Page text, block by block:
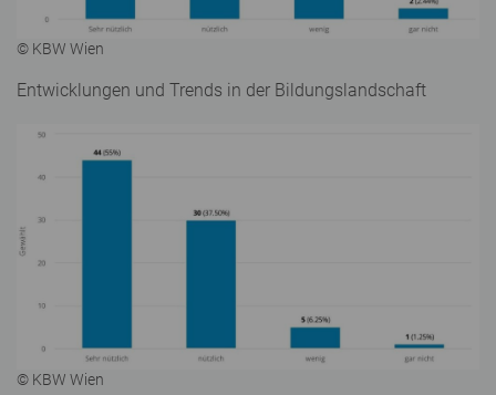
© KBW Wien
Entwicklungen und Trends in der Bildungslandschaft
© KBW Wien